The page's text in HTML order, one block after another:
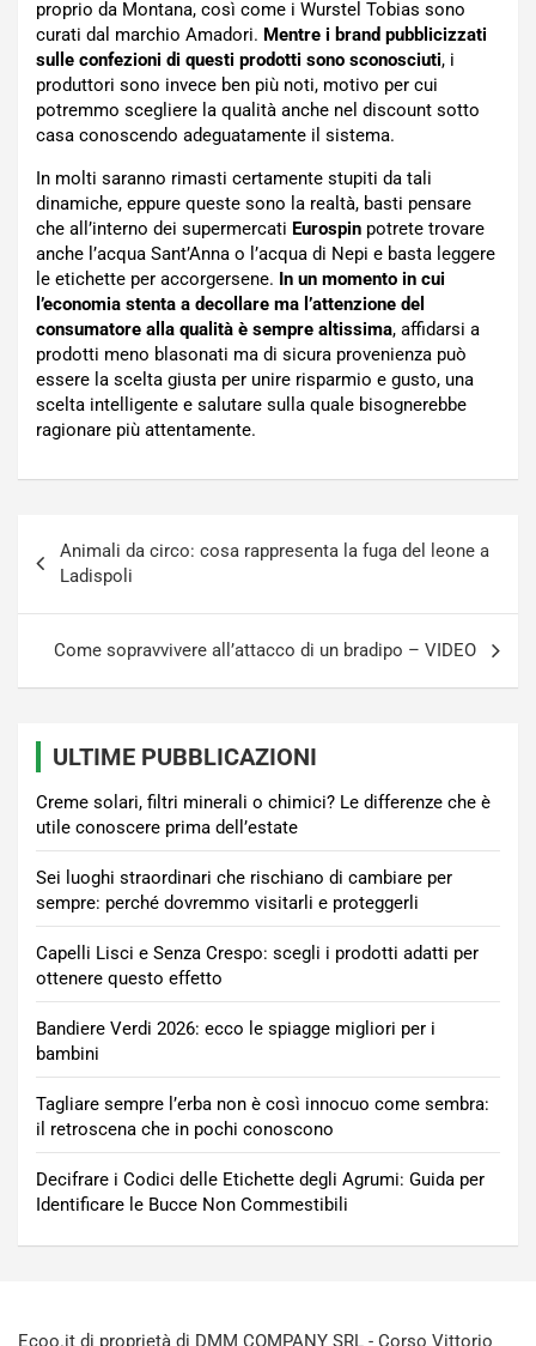
proprio da Montana, così come i Wurstel Tobias sono
curati dal marchio Amadori. Mentre i brand pubblicizzati
sulle confezioni di questi prodotti sono sconosciuti, i
produttori sono invece ben più noti, motivo per cui
potremmo scegliere la qualità anche nel discount sotto
casa conoscendo adeguatamente il sistema.
In molti saranno rimasti certamente stupiti da tali
dinamiche, eppure queste sono la realtà, basti pensare
che all’interno dei supermercati Eurospin potrete trovare
anche l’acqua Sant’Anna o l’acqua di Nepi e basta leggere
le etichette per accorgersene. In un momento in cui
l’economia stenta a decollare ma l’attenzione del
consumatore alla qualità è sempre altissima, affidarsi a
prodotti meno blasonati ma di sicura provenienza può
essere la scelta giusta per unire risparmio e gusto, una
scelta intelligente e salutare sulla quale bisognerebbe
ragionare più attentamente.
articoli
Animali da circo: cosa rappresenta la fuga del leone a
Ladispoli
Come sopravvivere all’attacco di un bradipo – VIDEO
ULTIME PUBBLICAZIONI
Creme solari, filtri minerali o chimici? Le differenze che è
utile conoscere prima dell’estate
Sei luoghi straordinari che rischiano di cambiare per
sempre: perché dovremmo visitarli e proteggerli
Capelli Lisci e Senza Crespo: scegli i prodotti adatti per
ottenere questo effetto
Bandiere Verdi 2026: ecco le spiagge migliori per i
bambini
Tagliare sempre l’erba non è così innocuo come sembra:
il retroscena che in pochi conoscono
Decifrare i Codici delle Etichette degli Agrumi: Guida per
Identificare le Bucce Non Commestibili
Ecoo.it di proprietà di DMM COMPANY SRL - Corso Vittorio